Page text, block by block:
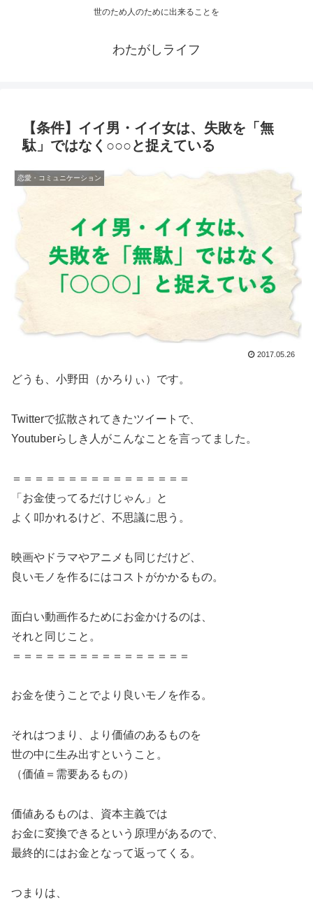
世のため人のために出来ることを
わたがしライフ
【条件】イイ男・イイ女は、失敗を「無
駄」ではなく○○○と捉えている
恋愛・コミュニケーション
2017.05.26
どうも、小野田（かろりぃ）です。
Twitterで拡散されてきたツイートで、
Youtuberらしき人がこんなことを言ってました。
＝＝＝＝＝＝＝＝＝＝＝＝＝＝＝＝
「お金使ってるだけじゃん」と
よく叩かれるけど、不思議に思う。
映画やドラマやアニメも同じだけど、
良いモノを作るにはコストがかかるもの。
面白い動画作るためにお金かけるのは、
それと同じこと。
＝＝＝＝＝＝＝＝＝＝＝＝＝＝＝＝
お金を使うことでより良いモノを作る。
それはつまり、より価値のあるものを
世の中に生み出すということ。
（価値＝需要あるもの）
価値あるものは、資本主義では
お金に変換できるという原理があるので、
最終的にはお金となって返ってくる。
つまりは、